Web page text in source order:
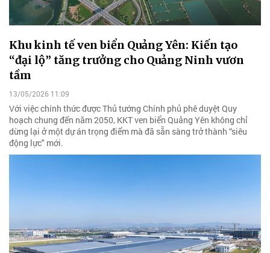
Khu kinh tế ven biển Quảng Yên: Kiến tạo
“đại lộ” tăng trưởng cho Quảng Ninh vươn
tầm
13/05/2026 11:09
Với việc chính thức được Thủ tướng Chính phủ phê duyệt Quy
hoạch chung đến năm 2050, KKT ven biển Quảng Yên không chỉ
dừng lại ở một dự án trọng điểm mà đã sẵn sàng trở thành “siêu
động lực" mới.